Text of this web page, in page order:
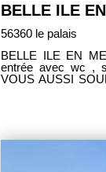
56360 le palais
BELLE ILE EN MER VENDU en 1 visite - APAPRTEMENT DUPLEX
entrée avec wc ,
VOUS AUSSI SOUHAITEZ VENDRE VOTRE BIEN, NOUS SOMMES A VOTRE